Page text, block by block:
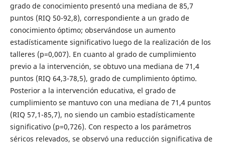
grado de conocimiento presentó una mediana de 85,7
puntos (RIQ 50-92,8), correspondiente a un grado de
conocimiento óptimo; observándose un aumento
estadísticamente significativo luego de la realización de los
talleres (p=0,007). En cuanto al grado de cumplimiento
previo a la intervención, se obtuvo una mediana de 71,4
puntos (RIQ 64,3-78,5), grado de cumplimiento óptimo.
Posterior a la intervención educativa, el grado de
cumplimiento se mantuvo con una mediana de 71,4 puntos
(RIQ 57,1-85,7), no siendo un cambio estadísticamente
significativo (p=0,726). Con respecto a los parámetros
séricos relevados, se observó una reducción significativa de